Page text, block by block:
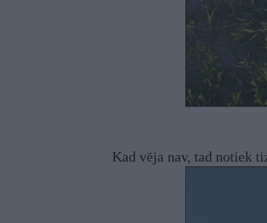
Kad vēja nav, tad notiek